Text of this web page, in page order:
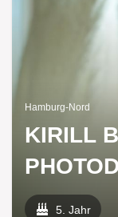
Hamburg-Nord
KIRILL
5. Jahr